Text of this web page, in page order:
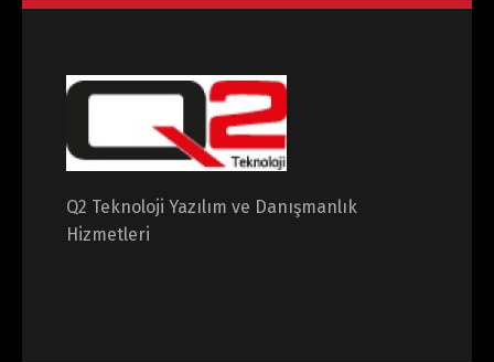
Q2 Teknoloji Yazılım ve Danışmanlık
Hizmetleri